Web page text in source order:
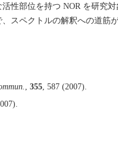
性部位を持つ NOR を研究
スペクトルの解釈への道筋
355 , 587 (2007).